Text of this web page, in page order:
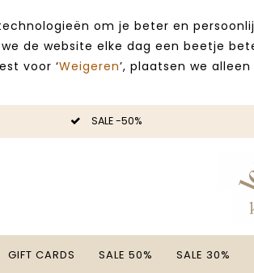
om je beter en
de website elke dag een beetje
voor ‘Weigeren’, plaatsen we
SALE -50%
GIFT CARDS SALE 50% SALE 30%